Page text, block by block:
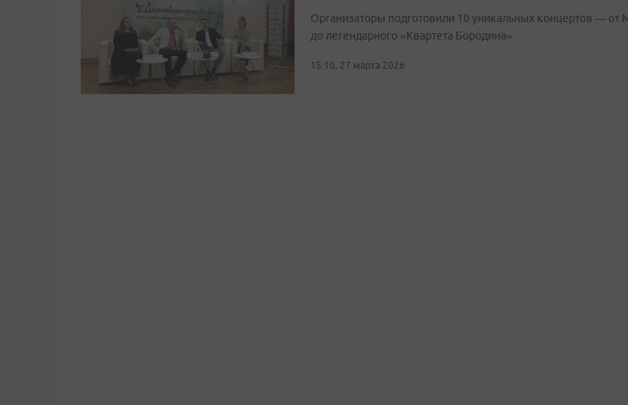
Организаторы подготовили 10 уникальных концертов — от
до легендарного «Квартета Бородина»
15:10, 27 марта 2026